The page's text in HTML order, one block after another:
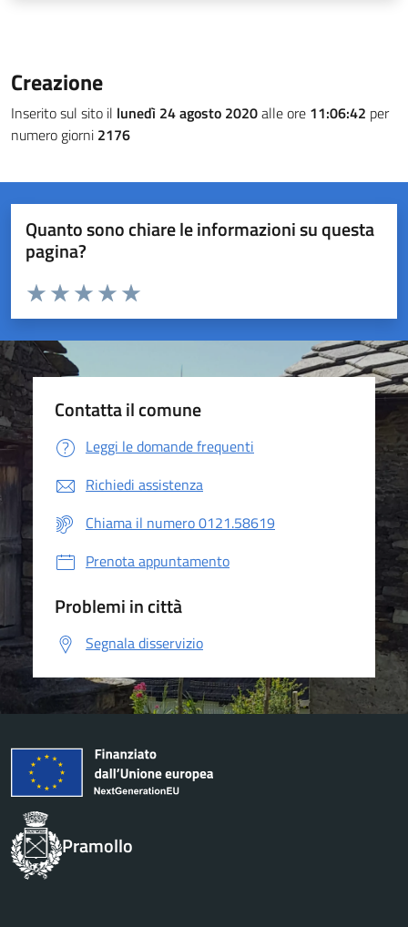
Creazione
Inserito sul sito il lunedì 24 agosto 2020alle ore 11:06:42 per
numero giorni 2176
Quanto sono chiare le informazioni su questa
pagina?
Valuta da 1 a 5 stelle la pagina
Valuta 5 stelle su 5
Valuta 4 stelle su 5
Valuta 3 stelle su 5
Valuta 2 stelle su 5
Valuta 1 stelle su 5
Contatta il comune
Leggi le domande frequenti
Richiedi assistenza
Chiama il numero 0121.58619
Prenota appuntamento
Problemi in città
Segnala disservizio
Pramollo